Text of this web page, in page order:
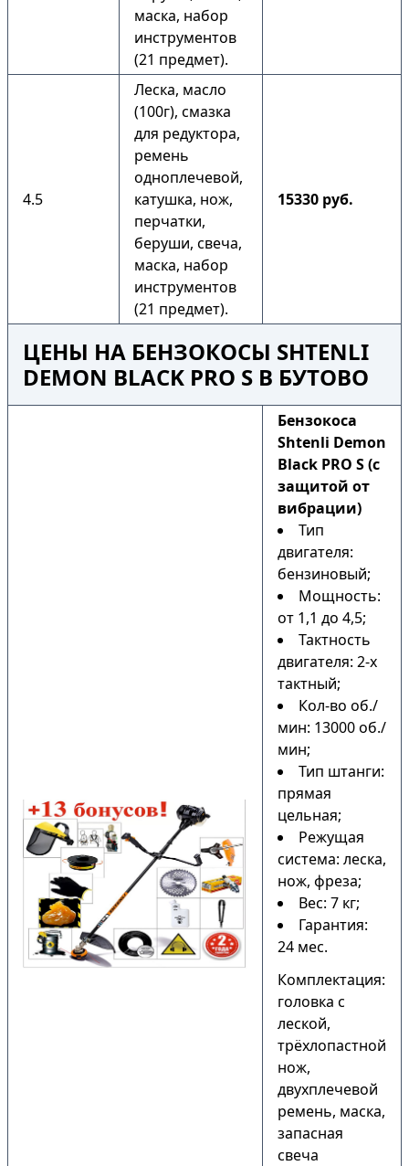
маска, набор
инструментов
(21 предмет).
4.5
Леска, масло
(100г), смазка
для редуктора,
ремень
одноплечевой,
катушка, нож,
перчатки,
беруши, свеча,
маска, набор
инструментов
(21 предмет).
15330 руб.
ЦЕНЫ НА БЕНЗОКОСЫ SHTENLI
DEMON BLACK PRO S В БУТОВО
Бензокоса
Shtenli Demon
Black PRO S (с
защитой от
вибрации)
Тип
двигателя:
бензиновый;
Мощность:
от 1,1 до 4,5;
Тактность
двигателя: 2-х
тактный;
Кол-во об./
мин: 13000 об./
мин;
Тип штанги:
прямая
цельная;
Режущая
система: леска,
нож, фреза;
Вес: 7 кг;
Гарантия:
24 мес.
Комплектация:
головка с
леской,
трёхлопастной
нож,
двухплечевой
ремень, маска,
запасная
свеча